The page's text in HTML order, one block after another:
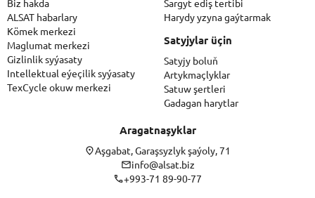
Biz hakda
ALSAT habarlary
Kömek merkezi
Maglumat merkezi
Gizlinlik syýasaty
Intellektual eýeçilik syýasaty
TexCycle okuw merkezi
Sargyt ediş tertibi
Harydy yzyna gaýtarmak
Satyjylar üçin
Satyjy boluň
Artykmaçlyklar
Satuw şertleri
Gadagan harytlar
Aragatnaşyklar
Aşgabat, Garaşsyzlyk şaýoly, 71
info@alsat.biz
+993-71 89-90-77